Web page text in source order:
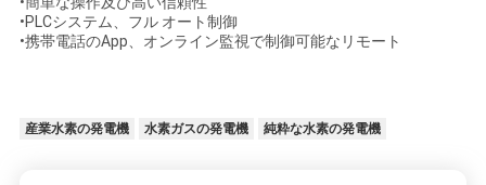
•PLCシステム、フル オート制御
•携帯電話のApp、オンライン監視で制御可能なリモート
産業水素の発電機 水素ガスの発電機 純粋な水素の発電機